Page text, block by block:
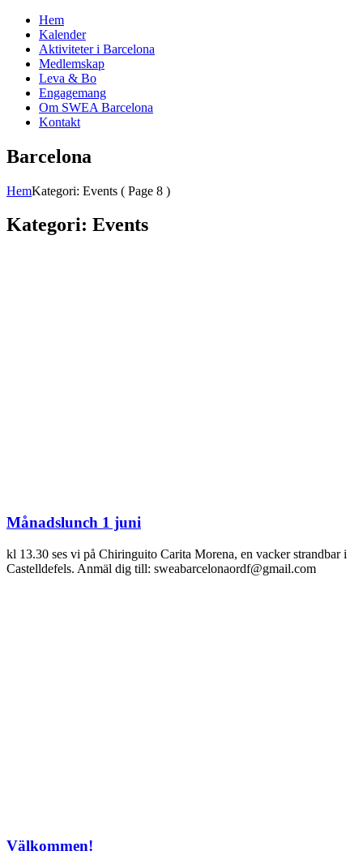
Hem
Kalender
Aktiviteter i Barcelona
Medlemskap
Leva & Bo
Engagemang
Om SWEA Barcelona
Kontakt
Barcelona
HemKategori: Events ( Page 8 )
Kategori: Events
Månadslunch 1 juni
kl 13.30 ses vi på Chiringuito Carita Morena, en vacker strandbar i
Castelldefels. Anmäl dig till: sweabarcelonaordf@gmail.com
Välkommen!